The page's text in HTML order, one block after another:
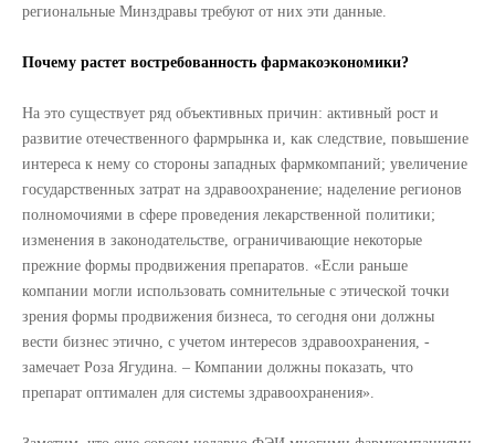
региональные Минздравы требуют от них эти данные.
Почему растет востребованность фармакоэкономики?
На это существует ряд объективных причин: активный рост и
развитие отечественного фармрынка и, как следствие, повышение
интереса к нему со стороны западных фармкомпаний; увеличение
государственных затрат на здравоохранение; наделение регионов
полномочиями в сфере проведения лекарственной политики;
изменения в законодательстве, ограничивающие некоторые
прежние формы продвижения препаратов. «Если раньше
компании могли использовать сомнительные c этической точки
зрения формы продвижения бизнеса, то сегодня они должны
вести бизнес этично, с учетом интересов здравоохранения, -
замечает Роза Ягудина. – Компании должны показать, что
препарат оптимален для системы здравоохранения».